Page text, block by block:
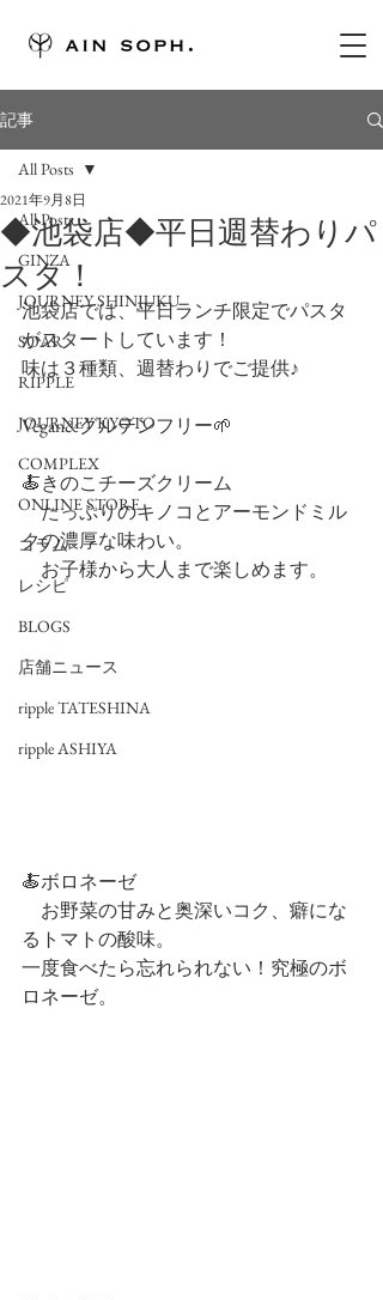
記事
All Posts
GINZA
JOURNEY SHINJUKU
SOAR
RIPPLE
JOURNEY KYOTO
COMPLEX
ONLINE STORE
コラム
レシピ
BLOGS
店舗ニュース
ripple TATESHINA
ripple ASHIYA
All Posts
◆池袋店◆平日週替わりパ
スタ！
2021年9月8日
池袋店では、平日ランチ限定でパスタ
がスタートしています！
味は３種類、週替わりでご提供♪
Vegan&グルテンフリー🌱
🍝きのこチーズクリーム
たっぷりのキノコとアーモンドミル
クの濃厚な味わい。
お子様から大人まで楽しめます。
🍝ボロネーゼ
お野菜の甘みと奥深いコク、癖にな
るトマトの酸味。
一度食べたら忘れられない！究極のボ
ロネーゼ。